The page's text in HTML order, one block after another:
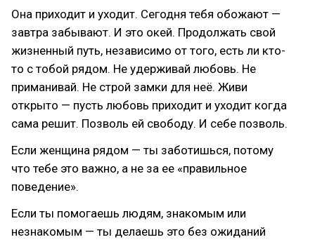
Она приходит и уходит. Сегодня тебя обожают —
завтра забывают. И это окей. Продолжать свой
жизненный путь, независимо от того, есть ли кто-
то с тобой рядом. Не удерживай любовь. Не
приманивай. Не строй замки для неё. Живи
открыто — пусть любовь приходит и уходит когда
сама решит. Позволь ей свободу. И себе позволь.
Если женщина рядом — ты заботишься, потому
что тебе это важно, а не за ее «правильное
поведение».
Если ты помогаешь людям, знакомым или
незнакомым — ты делаешь это без ожиданий